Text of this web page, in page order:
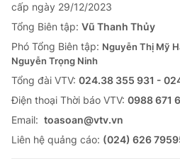
cấp ngày 29/12/2023
Tổng Biên tập: Vũ Thanh Thủy
Phó Tổng Biên tập: Nguyễn Thị Mỹ
Nguyễn Trọng Ninh
Tổng đài VTV: 024.38 355 931 -
Ðiện thoại Thời báo VTV: 0988 671
Email: toasoan@vtv.vn
Liên hệ quảng cáo: (024) 626